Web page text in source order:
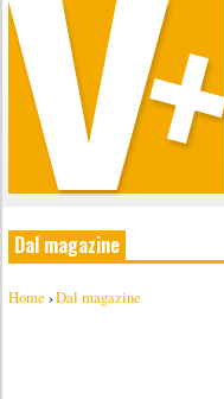
Dal magazine
Home ›Dal magazine